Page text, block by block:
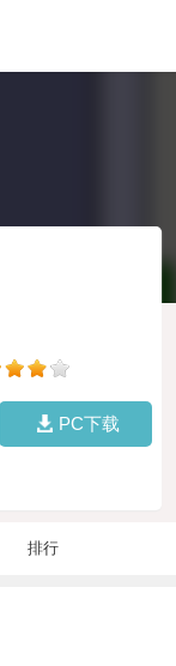
PC下载
排行